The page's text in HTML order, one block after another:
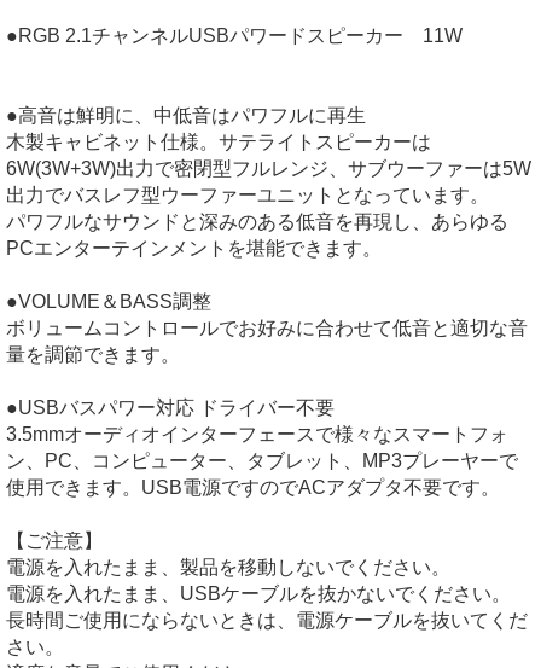
●RGB 2.1チャンネルUSBパワードスピーカー 11W
●高音は鮮明に、中低音はパワフルに再生
木製キャビネット仕様。サテライトスピーカーは
6W(3W+3W)出力で密閉型フルレンジ、サブウーファーは5W
出力でバスレフ型ウーファーユニットとなっています。
パワフルなサウンドと深みのある低音を再現し、あらゆる
PCエンターテインメントを堪能できます。
●VOLUME＆BASS調整
ボリュームコントロールでお好みに合わせて低音と適切な音
量を調節できます。
●USBバスパワー対応 ドライバー不要
3.5mmオーディオインターフェースで様々なスマートフォ
ン、PC、コンピューター、タブレット、MP3プレーヤーで
使用できます。USB電源ですのでACアダプタ不要です。
【ご注意】
電源を入れたまま、製品を移動しないでください。
電源を入れたまま、USBケーブルを抜かないでください。
長時間ご使用にならないときは、電源ケーブルを抜いてくだ
さい。